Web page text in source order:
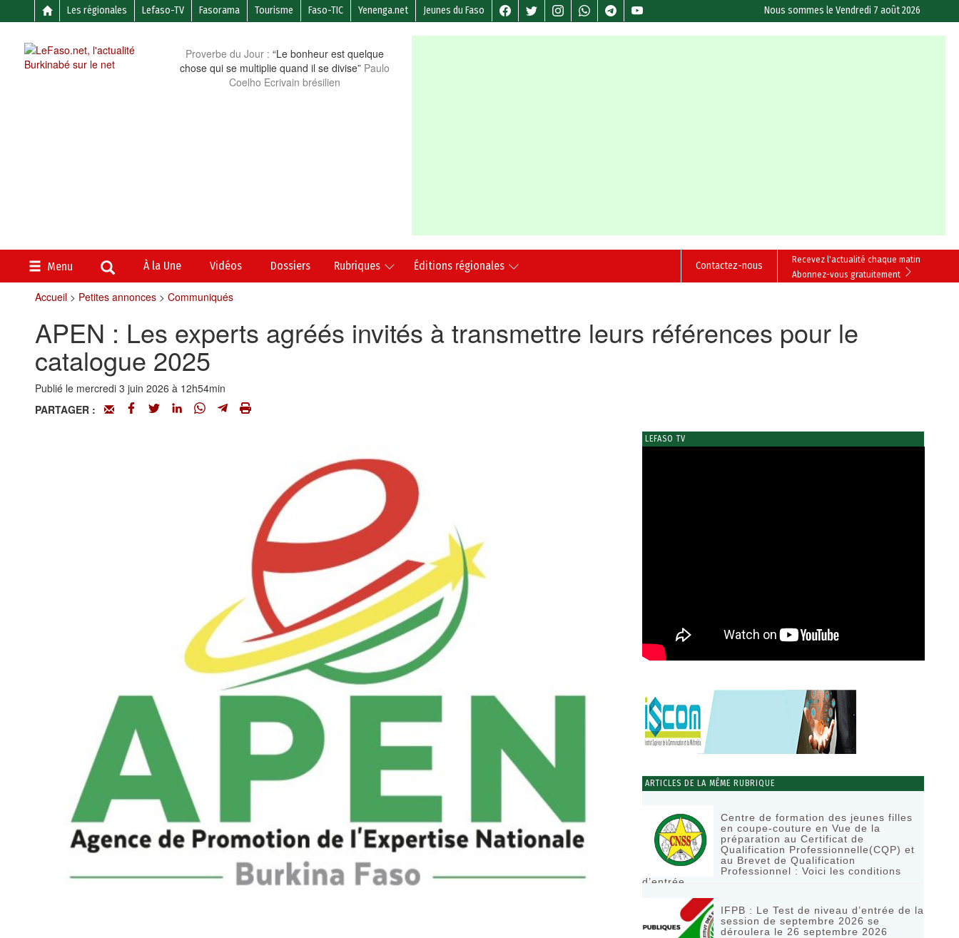
Les régionales Lefaso-TV Fasorama Tourisme Faso-TIC Yenenga.net Jeunes du Faso Nous sommes leVendredi 7 août 2026
Proverbe du Jour : “Le bonheur est quelque
chose qui se multiplie quand il se divise” Paulo
Coelho Ecrivain brésilien
Menu À la Une Vidéos Dossiers Rubriques Éditions régionales
Recevez l'actualité chaque matin
Abonnez-vous gratuitement
Contactez-nous
Accueil> Petites annonces> Communiqués
APEN : Les experts agréés invités à transmettre leurs références pour le
catalogue 2025
Publié le mercredi 3 juin 2026 à 12h54min
PARTAGER :
LEFASO TV
ARTICLES DE LA MÊME RUBRIQUE
Centre de formation des jeunes filles
en coupe-couture en Vue de la
préparation au Certificat de
Qualification Professionnelle(CQP) et
au Brevet de Qualification
Professionnel : Voici les conditions
d’entrée
IFPB : Le Test de niveau d’entrée de la
session de septembre 2026 se
déroulera le 26 septembre 2026